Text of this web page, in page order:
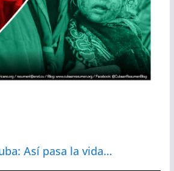
Así pasa la vida…